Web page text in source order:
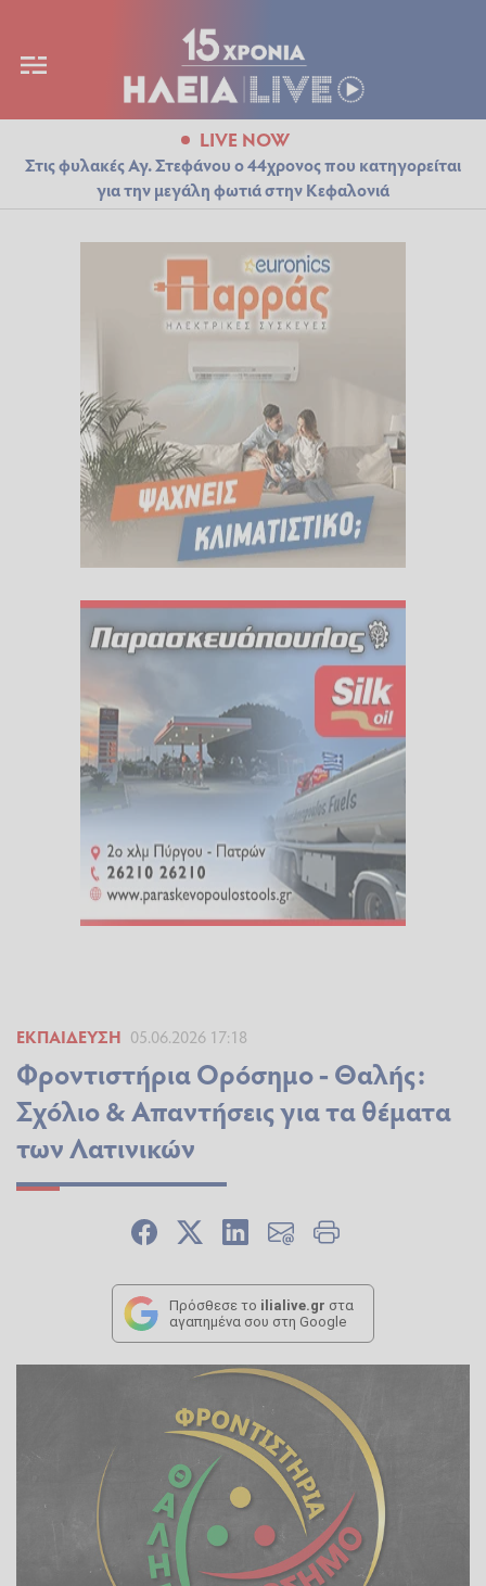
LIVE NOW
Στις φυλακές Αγ. Στεφάνου ο 44χρονος που κατηγορείται
για την μεγάλη φωτιά στην Κεφαλονιά
ΕΚΠΑΊΔΕΥΣΗ 05.06.2026 17:18
Φροντιστήρια Ορόσημο - Θαλής:
Σχόλιο & Απαντήσεις για τα θέματα
των Λατινικών
Πρόσθεσε το ilialive.gr στα
αγαπημένα σου στη Google